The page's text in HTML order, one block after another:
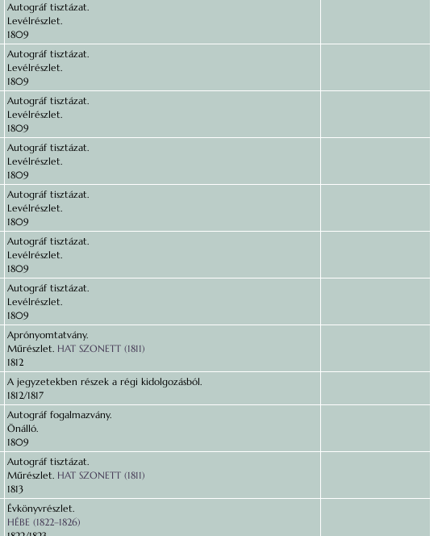
Autográf tisztázat.
Levélrészlet.
1809
Autográf tisztázat.
Levélrészlet.
1809
Autográf tisztázat.
Levélrészlet.
1809
Autográf tisztázat.
Levélrészlet.
1809
Autográf tisztázat.
Levélrészlet.
1809
Autográf tisztázat.
Levélrészlet.
1809
Autográf tisztázat.
Levélrészlet.
1809
Aprónyomtatvány.
Műrészlet. HAT SZONETT (1811)
1812
A jegyzetekben részek a régi kidolgozásból.
1812/1817
Autográf fogalmazvány.
Önálló.
1809
Autográf tisztázat.
Műrészlet. HAT SZONETT (1811)
1813
Évkönyvrészlet.
HÉBE (1822–1826)